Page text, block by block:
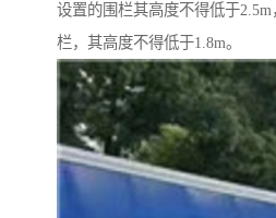
设置的围栏其高度不得低于
栏，其高度不得低于1.8m。